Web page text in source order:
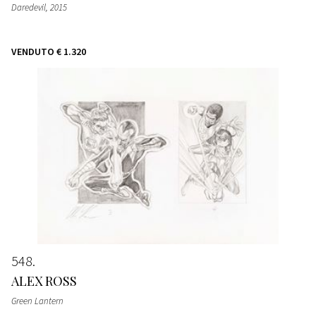
Daredevil, 2015
VENDUTO € 1.320
548
ALEX ROSS
Green Lantern